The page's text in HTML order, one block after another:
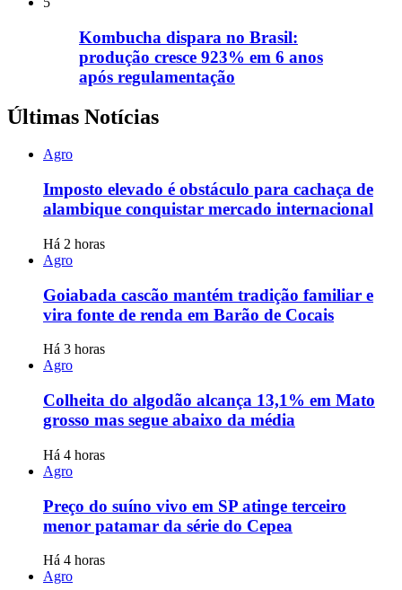
Kombucha dispara no Brasil:
produção cresce 923% em 6 anos
após regulamentação
Últimas Notícias
Agro
Imposto elevado é obstáculo para cachaça de
alambique conquistar mercado internacional
Há 2 horas
Agro
Goiabada cascão mantém tradição familiar e
vira fonte de renda em Barão de Cocais
Há 3 horas
Agro
Colheita do algodão alcança 13,1% em Mato
grosso mas segue abaixo da média
Há 4 horas
Agro
Preço do suíno vivo em SP atinge terceiro
menor patamar da série do Cepea
Há 4 horas
Agro